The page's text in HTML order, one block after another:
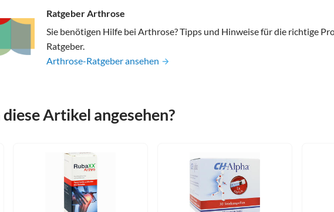
Ratgeber Arthrose
Sie benötigen Hilfe bei Arthrose? Tipps und Hinweise für die richtige
Ratgeber.
Arthrose-Ratgeber ansehen
diese Artikel angesehen?